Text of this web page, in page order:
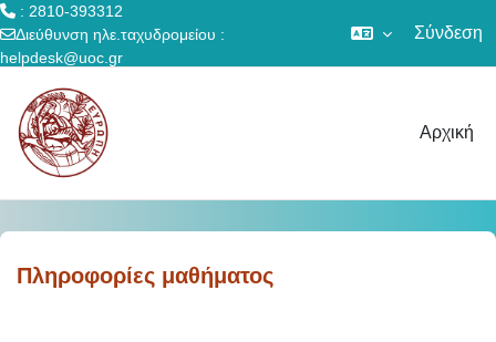
: 2810-393312
Διεύθυνση ηλε.ταχυδρομείου :
helpdesk@uoc.gr
Σύνδεση
Αρχική
Πληροφορίες μαθήματος